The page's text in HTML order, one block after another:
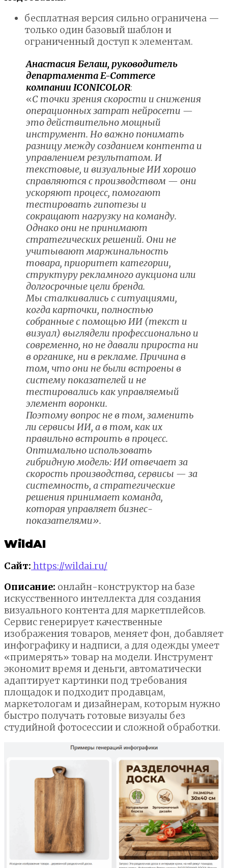
бесплатная версия сильно ограничена —
только один базовый шаблон и
ограниченный доступ к элементам.
Анастасия Белаш, руководитель
департамента E-Commerce
компании ICONICOLOR:
«С точки зрения скорости и снижения
операционных затрат нейросети —
это действительно мощный
инструмент. Но важно понимать
разницу между созданием контента и
управлением результатом. И
текстовые, и визуальные ИИ хорошо
справляются с производством — они
ускоряют процесс, помогают
тестировать гипотезы и
сокращают нагрузку на команду.
Однако они не принимают
стратегических решений. Они не
учитывают маржинальность
товара, приоритет категории,
структуру рекламного аукциона или
долгосрочные цели бренда.
Мы сталкивались с ситуациями,
когда карточки, полностью
собранные с помощью ИИ (текст и
визуал) выглядели профессионально и
современно, но не давали прироста ни
в органике, ни в рекламе. Причина в
том, что они не были встроены в
систему показателей и не
тестировались как управляемый
элемент воронки.
Поэтому вопрос не в том, заменить
ли сервисы ИИ, а в том, как их
правильно встроить в процесс.
Оптимально использовать
гибридную модель: ИИ отвечает за
скорость производства, сервисы — за
системность, а стратегические
решения принимает команда,
которая управляет бизнес-
показателями».
WildAI
Сайт: https://wildai.ru/
Описание: онлайн-конструктор на базе
искусственного интеллекта для создания
визуального контента для маркетплейсов.
Сервис генерирует качественные
изображения товаров, меняет фон, добавляет
инфографику и надписи, а для одежды умеет
«примерять» товар на модели. Инструмент
экономит время и деньги, автоматически
адаптирует картинки под требования
площадок и подходит продавцам,
маркетологам и дизайнерам, которым нужно
быстро получать готовые визуалы без
студийной фотосессии и сложной обработки.